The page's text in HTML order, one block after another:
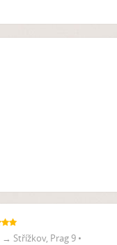
→ Střížkov, Prag 9 •